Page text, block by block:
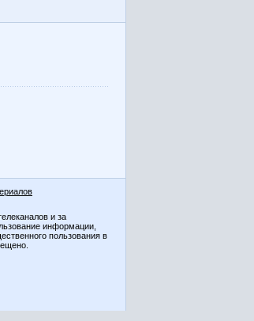
и за
информации,
пользования в